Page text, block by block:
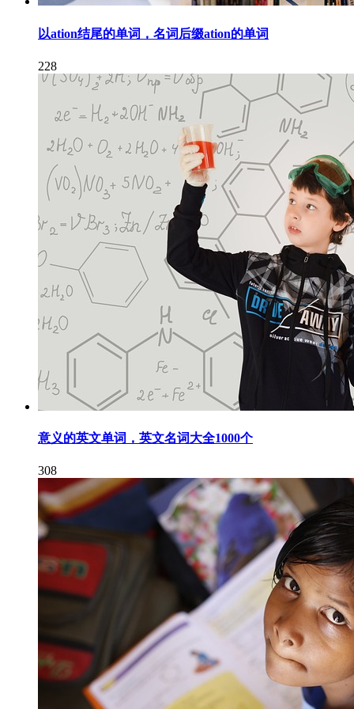
以ation结尾的单词，名词后缀ation的单词
228
意义的英文单词，英文名词大全1000个
308